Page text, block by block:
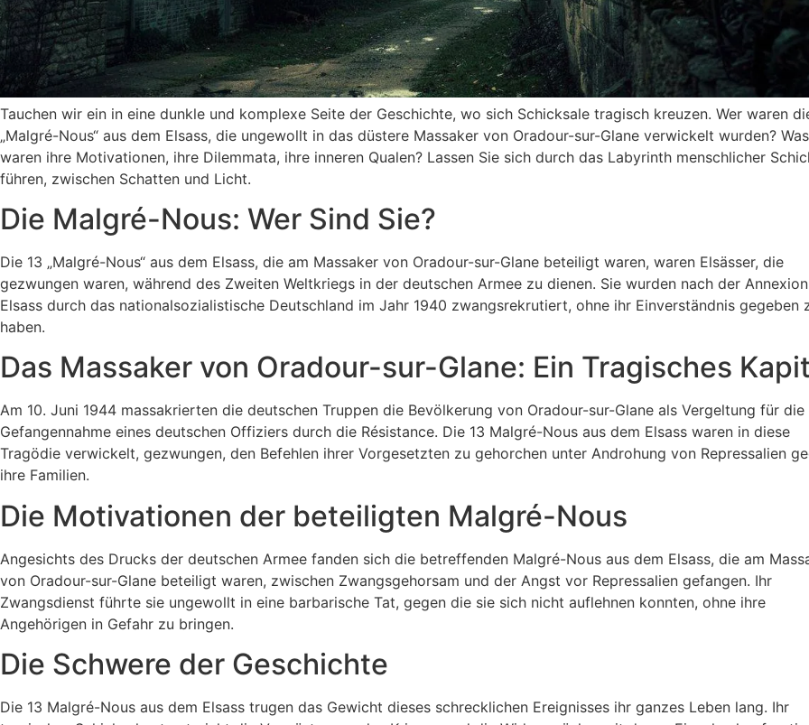
Tauchen wir ein in eine dunkle und komplexe Seite der Geschichte, wo sich Schicksale tragisch kreuzen. Wer waren
„Malgré-Nous“ aus dem Elsass, die ungewollt in das düstere Massaker von Oradour-sur-Glane verwickelt wurden? Was
waren ihre Motivationen, ihre Dilemmata, ihre inneren Qualen? Lassen Sie sich durch das Labyrinth menschlicher
führen, zwischen Schatten und Licht.
Die Malgré-Nous: Wer Sind Sie?
Die 13 „Malgré-Nous“ aus dem Elsass, die am Massaker von Oradour-sur-Glane beteiligt waren, waren Elsässer, die
gezwungen waren, während des Zweiten Weltkriegs in der deutschen Armee zu dienen. Sie wurden nach der
Elsass durch das nationalsozialistische Deutschland im Jahr 1940 zwangsrekrutiert, ohne ihr Einverständnis gegeben
haben.
Das Massaker von Oradour-sur-Glane: Ein Tragisches
Am 10. Juni 1944 massakrierten die deutschen Truppen die Bevölkerung von Oradour-sur-Glane als Vergeltung für die
Gefangennahme eines deutschen Offiziers durch die Résistance. Die 13 Malgré-Nous aus dem Elsass waren in diese
Tragödie verwickelt, gezwungen, den Befehlen ihrer Vorgesetzten zu gehorchen unter Androhung von Repressalien
ihre Familien.
Die Motivationen der beteiligten Malgré-Nous
Angesichts des Drucks der deutschen Armee fanden sich die betreffenden Malgré-Nous aus dem Elsass, die am
von Oradour-sur-Glane beteiligt waren, zwischen Zwangsgehorsam und der Angst vor Repressalien gefangen. Ihr
Zwangsdienst führte sie ungewollt in eine barbarische Tat, gegen die sie sich nicht auflehnen konnten, ohne ihre
Angehörigen in Gefahr zu bringen.
Die Schwere der Geschichte
Die 13 Malgré-Nous aus dem Elsass trugen das Gewicht dieses schrecklichen Ereignisses ihr ganzes Leben lang. Ihr